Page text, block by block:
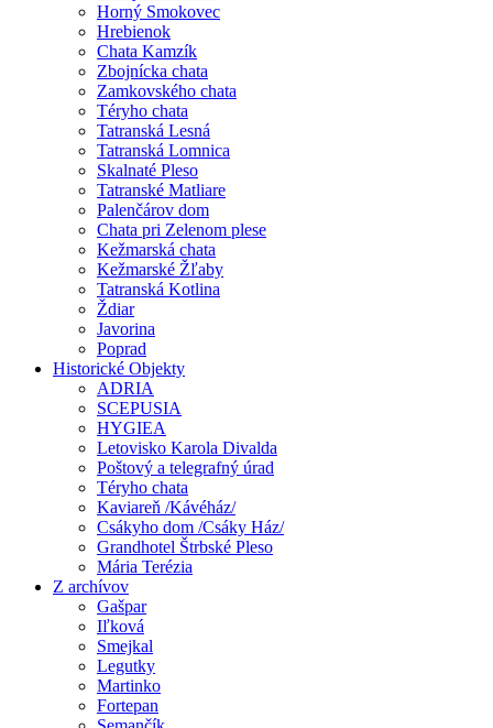
Horný Smokovec
Hrebienok
Chata Kamzík
Zbojnícka chata
Zamkovského chata
Téryho chata
Tatranská Lesná
Tatranská Lomnica
Skalnaté Pleso
Tatranské Matliare
Palenčárov dom
Chata pri Zelenom plese
Kežmarská chata
Kežmarské Žľaby
Tatranská Kotlina
Ždiar
Javorina
Poprad
Historické Objekty
ADRIA
SCEPUSIA
HYGIEA
Letovisko Karola Divalda
Poštový a telegrafný úrad
Téryho chata
Kaviareň /Kávéház/
Csákyho dom /Csáky Ház/
Grandhotel Štrbské Pleso
Mária Terézia
Z archívov
Gašpar
Iľková
Smejkal
Legutky
Martinko
Fortepan